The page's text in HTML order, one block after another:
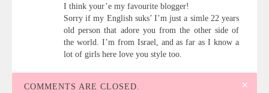
I think your’e my favourite blogger!
Sorry if my English suks’ I’m just a simle 22 years
old person that adore you from the other side of
the world. I’m from Israel, and as far as I know a
lot of girls here love you style too.
×
COMMENTS ARE CLOSED.